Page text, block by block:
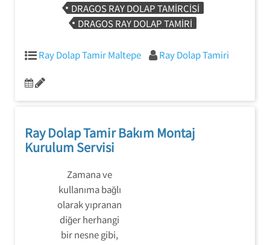
DRAGOS RAY DOLAP TAMIRCISI
DRAGOS RAY DOLAP TAMIRI
Ray Dolap Tamir Maltepe Ray Dolap Tamiri
Ray Dolap Tamir Bakım Montaj
Kurulum Servisi
Zamana ve
kullanıma bağlı
olarak yıpranan
diğer herhangi
bir nesne gibi,